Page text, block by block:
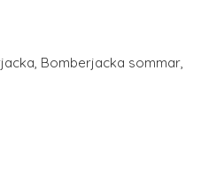
, Bomberjacka sommar,